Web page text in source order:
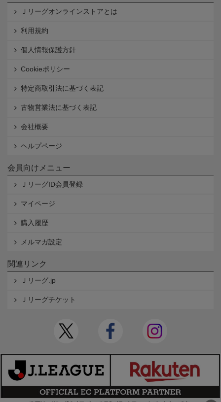
Ｊリーグオンラインストアとは
利用規約
個人情報保護方針
Cookieポリシー
特定商取引法に基づく表記
古物営業法に基づく表記
会社概要
ヘルプページ
会員向けメニュー
ＪリーグID会員登録
マイページ
購入履歴
メルマガ設定
関連リンク
Ｊリーグ.jp
Ｊリーグチケット